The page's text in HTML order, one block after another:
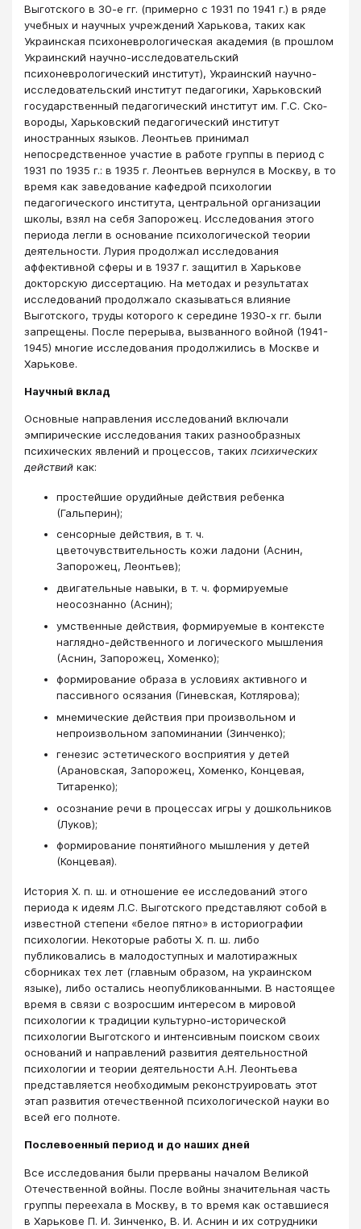
Выготского в 30-е гг. (примерно с 1931 по 1941 г.) в ряде
учебных и научных учреждений Харькова, таких как
Украинская психоневрологическая академия (в прошлом
Украинский научно-исследовательский
психоневрологический институт), Украинский научно-
исследовательский институт педагогики, Харьковский
государственный педагогический институт им. Г.С. Ско­
во­ро­ды, Харьковский педагогический институт
иностранных языков. Леонтьев принимал
непосредственное участие в работе группы в период с
1931 по 1935 г.: в 1935 г. Леонтьев вернулся в Москву, в то
время как заведование кафедрой психологии
педагогического института, центральной организации
школы, взял на себя Запорожец. Исследования этого
периода легли в основание психологической теории
деятельности. Лурия продолжал исследования
аффективной сферы и в 1937 г. защитил в Харькове
докторскую диссертацию. На методах и результатах
исследований продолжало сказываться влияние
Выготского, труды которого к середине 1930-х гг. были
запрещены. После перерыва, вызванного войной (1941-
1945) многие исследования продолжились в Москве и
Харькове.
Научный вклад
Основные направления исследований включали
эмпирические исследования таких разнообразных
психических явлений и процессов, таких психических
действий как:
простейшие орудийные действия ребенка
(Гальперин);
сенсорные действия, в т. ч.
цветочувствительность кожи ладони (Аснин,
Запорожец, Леонтьев);
двигательные навыки, в т. ч. формируемые
неосознанно (Аснин);
умственные действия, формируемые в контексте
наглядно-действенного и логического мышления
(Аснин, Запорожец, Хоменко);
формирование образа в условиях активного и
пассивного осязания (Гиневская, Котлярова);
мнемические действия при произвольном и
непроизвольном запоминании (Зинченко);
генезис эстетического восприятия у детей
(Арановская, Запорожец, Хоменко, Концевая,
Титаренко);
осознание речи в процессах игры у дошкольников
(Луков);
формирование понятийного мышления у детей
(Концевая).
История X. п. ш. и отношение ее исследований этого
периода к идеям Л.С. Выготского представляют собой в
известной степени «белое пятно» в историографии
психологии. Некоторые работы X. п. ш. либо
публиковались в малодоступных и малотиражных
сборниках тех лет (главным образом, на украинском
языке), либо остались неопубликованными. В настоящее
время в связи с возросшим интересом в мировой
психологии к традиции культурно-исторической
психологии Выготского и интенсивным поиском своих
оснований и направлений развития деятельностной
психологии и теории деятельности А.Н. Леонтьева
представляется необходимым реконструировать этот
этап развития отечественной психологической науки во
всей его полноте.
Послевоенный период и до наших дней
Все исследования были прерваны началом Великой
Отечественной войны. После войны значительная часть
группы переехала в Москву, в то время как оставшиеся
в Харькове П. И. Зинченко, В. И. Аснин и их сотрудники